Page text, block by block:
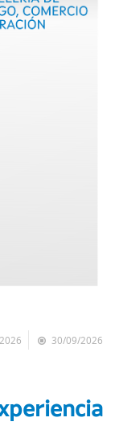
30/09/2026